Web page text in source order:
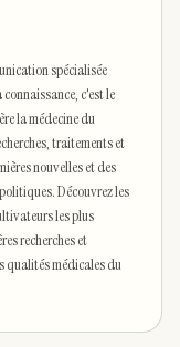
spécialisée
c'est le
la médecine du
traitements et
nouvelles et des
Découvrez les
les plus
recherches et
qualités médicales du